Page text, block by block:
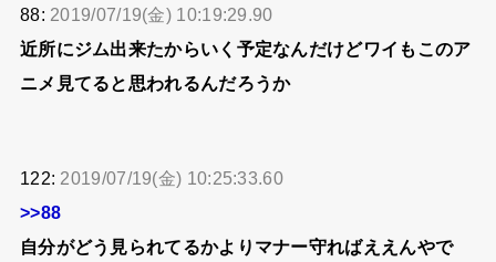
88: 2019/07/19(金) 10:19:29.90
近所にジム出来たからいく予定なんだけどワイもこのア
ニメ見てると思われるんだろうか
122: 2019/07/19(金) 10:25:33.60
>>88
自分がどう見られてるかよりマナー守ればええんやで